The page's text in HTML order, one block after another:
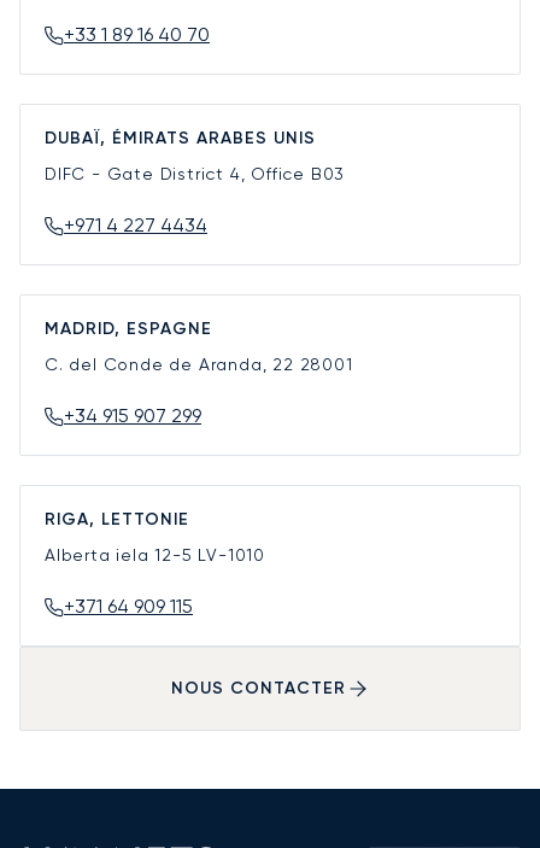
+33 1 89 16 40 70
DUBAÏ, ÉMIRATS ARABES UNIS
DIFC - Gate District 4, Office B03
+971 4 227 4434
MADRID, ESPAGNE
C. del Conde de Aranda, 22 28001
+34 915 907 299
RIGA, LETTONIE
Alberta iela 12-5 LV-1010
+371 64 909 115
NOUS CONTACTER